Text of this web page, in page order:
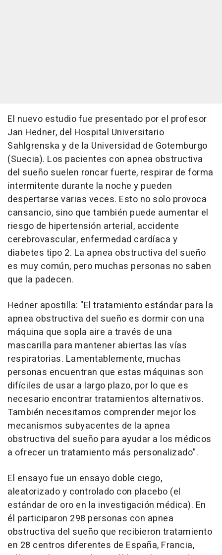
El nuevo estudio fue presentado por el profesor
Jan Hedner, del Hospital Universitario
Sahlgrenska y de la Universidad de Gotemburgo
(Suecia). Los pacientes con apnea obstructiva
del sueño suelen roncar fuerte, respirar de forma
intermitente durante la noche y pueden
despertarse varias veces. Esto no solo provoca
cansancio, sino que también puede aumentar el
riesgo de hipertensión arterial, accidente
cerebrovascular, enfermedad cardíaca y
diabetes tipo 2. La apnea obstructiva del sueño
es muy común, pero muchas personas no saben
que la padecen.
Hedner apostilla: "El tratamiento estándar para la
apnea obstructiva del sueño es dormir con una
máquina que sopla aire a través de una
mascarilla para mantener abiertas las vías
respiratorias. Lamentablemente, muchas
personas encuentran que estas máquinas son
difíciles de usar a largo plazo, por lo que es
necesario encontrar tratamientos alternativos.
También necesitamos comprender mejor los
mecanismos subyacentes de la apnea
obstructiva del sueño para ayudar a los médicos
a ofrecer un tratamiento más personalizado".
El ensayo fue un ensayo doble ciego,
aleatorizado y controlado con placebo (el
estándar de oro en la investigación médica). En
él participaron 298 personas con apnea
obstructiva del sueño que recibieron tratamiento
en 28 centros diferentes de España, Francia,